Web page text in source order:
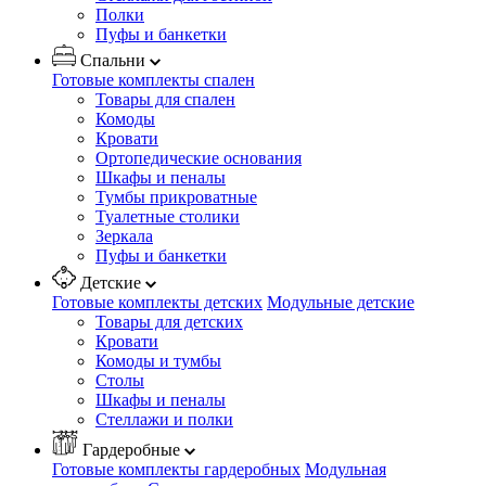
Полки
Пуфы и банкетки
Спальни
Готовые комплекты спален
Товары для спален
Комоды
Кровати
Ортопедические основания
Шкафы и пеналы
Тумбы прикроватные
Туалетные столики
Зеркала
Пуфы и банкетки
Детские
Готовые комплекты детских Модульные детские
Товары для детских
Кровати
Комоды и тумбы
Столы
Шкафы и пеналы
Стеллажи и полки
Гардеробные
Готовые комплекты гардеробных Модульная